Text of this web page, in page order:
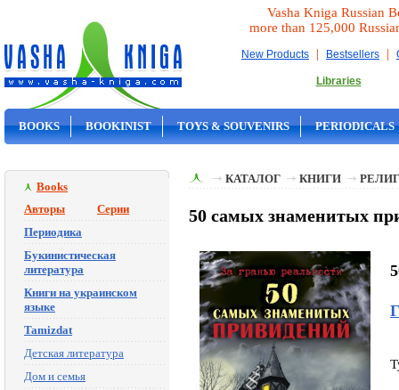
Vasha Kniga Russian
more than 125,000
New Products | Bestsellers |
Libraries
BOOKS BOOKINIST TOYS & SOUVENIRS PERIODICALS
Books
Авторы
Серии
Периодика
Букинистическая
литература
Книги на украинском
языке
Tamizdat
Детская литература
Дом и семья
КАТАЛОГ КНИГИ
50 самых знаменитых